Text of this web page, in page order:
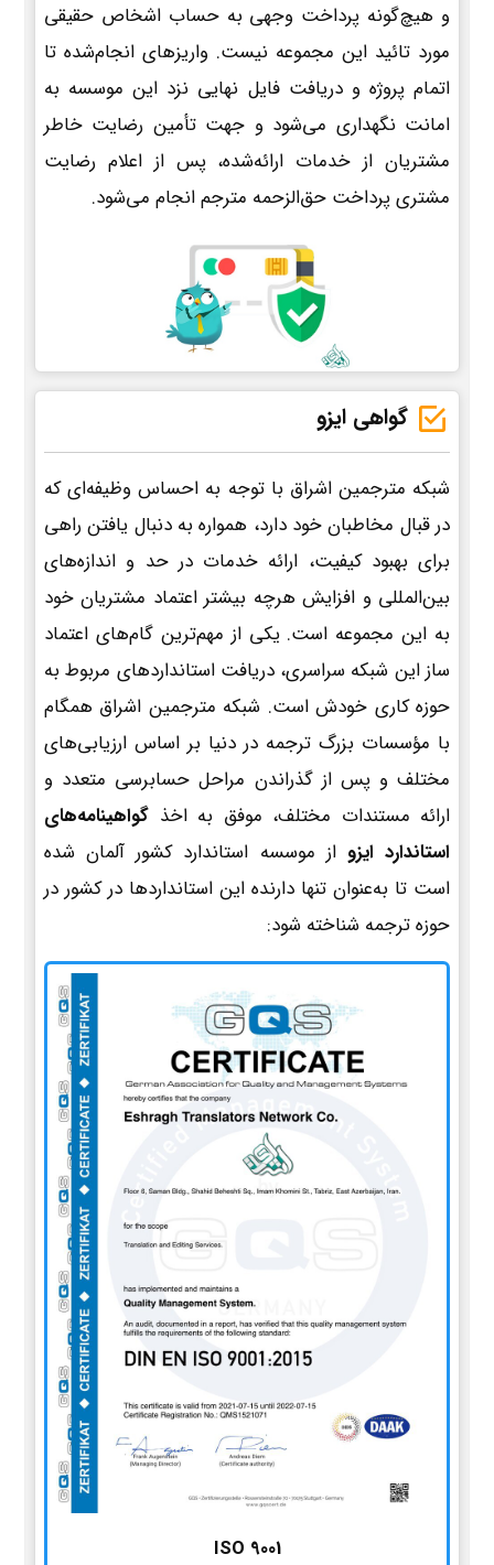
و هیچ‌گونه پرداخت وجهی به حساب اشخاص حقیقی
مورد تائید این مجموعه نیست. واریزهای انجام‌شده تا
اتمام پروژه و دریافت فایل نهایی نزد این موسسه به
امانت نگهداری می‌شود و جهت تأمین رضایت خاطر
مشتریان از خدمات ارائه‌شده، پس از اعلام رضایت
مشتری پرداخت حق‌الزحمه مترجم انجام می‌شود.
گواهی ایزو
شبکه مترجمین اشراق با توجه به احساس وظیفه‌ای که
در قبال مخاطبان خود دارد، همواره به دنبال یافتن راهی
برای بهبود کیفیت، ارائه خدمات در حد و اندازه‌های
بین‌المللی و افزایش هرچه بیشتر اعتماد مشتریان خود
به این مجموعه است. یکی از مهم‌ترین گام‌های اعتماد
ساز این شبکه سراسری، دریافت استانداردهای مربوط به
حوزه کاری خودش است. شبکه مترجمین اشراق همگام
با مؤسسات بزرگ ترجمه در دنیا بر اساس ارزیابی‌های
مختلف و پس از گذراندن مراحل حسابرسی متعدد و
ارائه مستندات مختلف، موفق به اخذ گواهینامه‌های
استاندارد ایزو از موسسه استاندارد کشور آلمان شده
است تا به‌عنوان تنها دارنده این استانداردها در کشور در
حوزه ترجمه شناخته شود:
ISO 9001